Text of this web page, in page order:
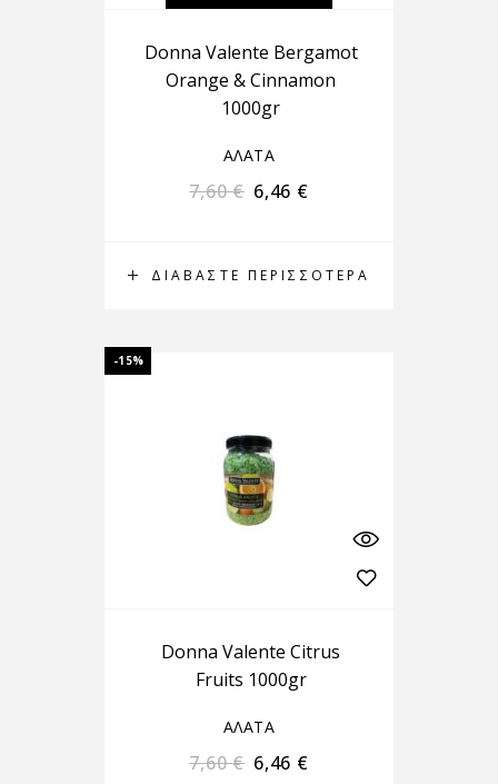
ΔΙΑΒΆΣΤΕ ΠΕΡΙΣΣΌΤΕΡΑ
Donna Valente Bergamot
Orange & Cinnamon
1000gr
ΑΛΑΤΑ
7,60€ 6,46 €
-15%
Donna Valente Citrus
Fruits 1000gr
ΑΛΑΤΑ
7,60€ 6,46 €